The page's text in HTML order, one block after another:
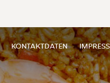
KONTAKTDATEN